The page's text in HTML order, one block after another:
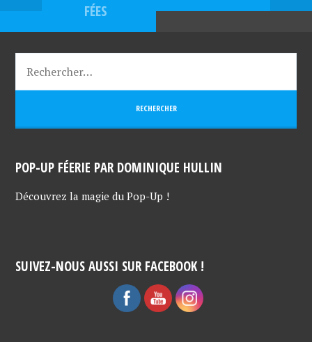
FÉES
POP-UP FÉERIE PAR DOMINIQUE HULLIN
Découvrez la magie du Pop-Up !
SUIVEZ-NOUS AUSSI SUR FACEBOOK !